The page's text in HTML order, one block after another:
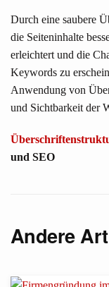
Durch eine saubere
die Seiteninhalte
erleichtert und die
Keywords zu
Anwendung von
und Sichtbarkeit der
und SEO
Andere